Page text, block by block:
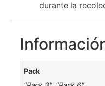
durante la
Pack